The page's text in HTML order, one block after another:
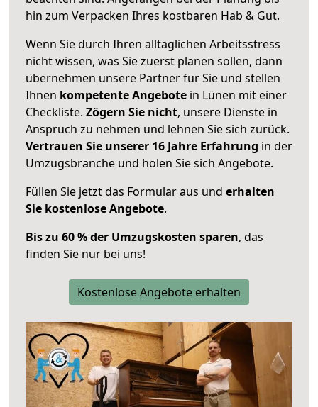
hin zum Verpacken Ihres kostbaren Hab & Gut.
Wenn Sie durch Ihren alltäglichen Arbeitsstress
nicht wissen, was Sie zuerst planen sollen, dann
übernehmen unsere Partner für Sie und stellen
Ihnen kompetente Angebote in Lünen mit einer
Checkliste. Zögern Sie nicht, unsere Dienste in
Anspruch zu nehmen und lehnen Sie sich zurück.
Vertrauen Sie unserer 16 Jahre Erfahrung in der
Umzugsbranche und holen Sie sich Angebote.
Füllen Sie jetzt das Formular aus und erhalten
Sie kostenlose Angebote.
Bis zu 60 % der Umzugskosten sparen, das
finden Sie nur bei uns!
Kostenlose Angebote erhalten